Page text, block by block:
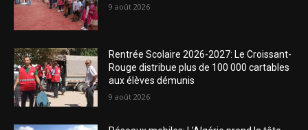
9 août 2026
Rentrée Scolaire 2026-2027: Le Croissant-
Rouge distribue plus de 100 000 cartables
aux élèves démunis
9 août 2026